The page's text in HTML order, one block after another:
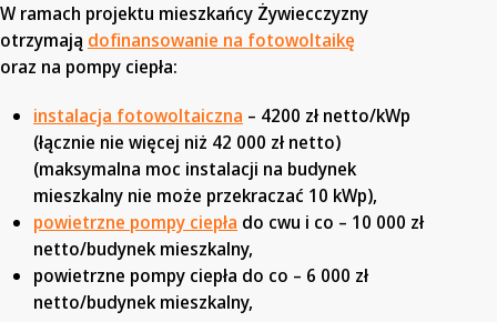
W ramach projektu mieszkańcy Żywiecczyzny
otrzymają dofinansowanie na fotowoltaikę
oraz na pompy ciepła:
instalacja fotowoltaiczna – 4200 zł netto/kWp
(łącznie nie więcej niż 42 000 zł netto)
(maksymalna moc instalacji na budynek
mieszkalny nie może przekraczać 10 kWp),
powietrzne pompy ciepła do cwu i co – 10 000 zł
netto/budynek mieszkalny,
powietrzne pompy ciepła do co – 6 000 zł
netto/budynek mieszkalny,